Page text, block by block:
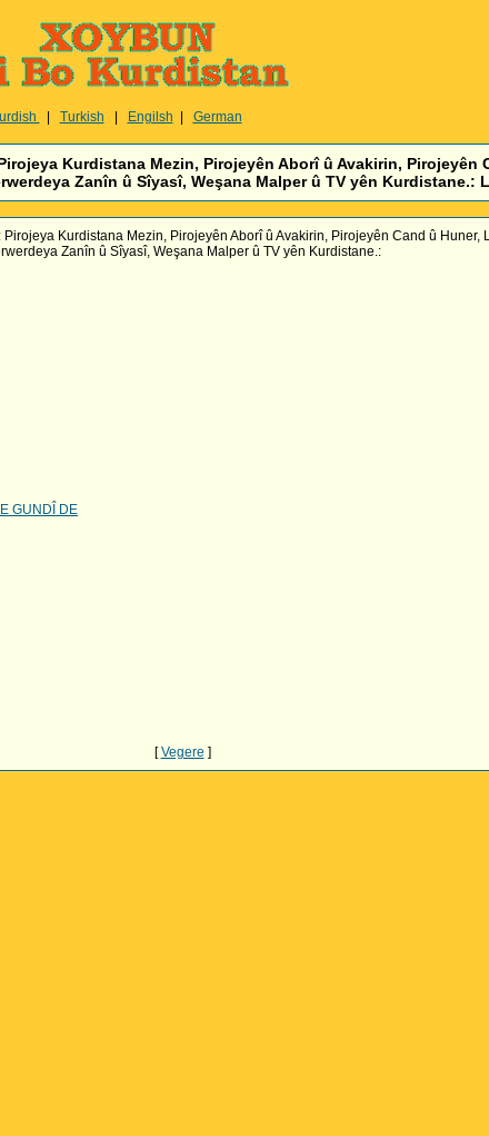
Turkish Engilsh German
Kurdistana Mezin, Pirojeyên Aborî û Avakirin,
Zanîn û Sîyasî, Weşana Malper û TV yên Kurdistane.:
Kurdistana Mezin, Pirojeyên Aborî û Avakirin, Pirojeyên Cand û
Zanîn û Sîyasî, Weşana Malper û TV yên Kurdistane.:
GUNDÎ DE
[Vegere ]